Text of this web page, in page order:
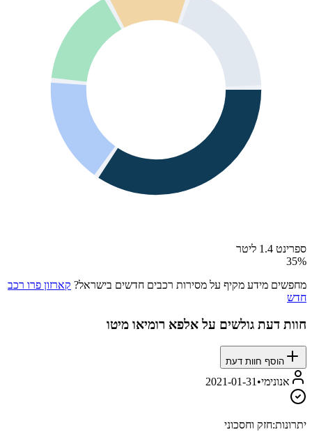
ספרינט 1.4 ליטר
35%
מחפשים מידע מקיף על מסירות רכבים חדשים בישראל? קארזון פרו רכב
חדש
חוות דעת גולשים על אלפא רומיאו מיטו
הוסף חוות דעת
אנונימי•
2021-01-31
יתרונות:חזק וחסכוני